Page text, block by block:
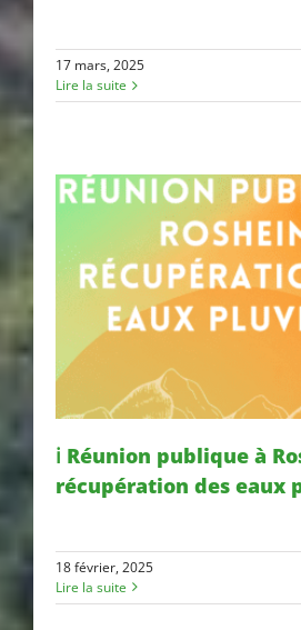
2025-2026
17 mars, 2025
Lire la suite
ℹ️ Réunion publique à
récupération des eaux
18 février, 2025
Lire la suite